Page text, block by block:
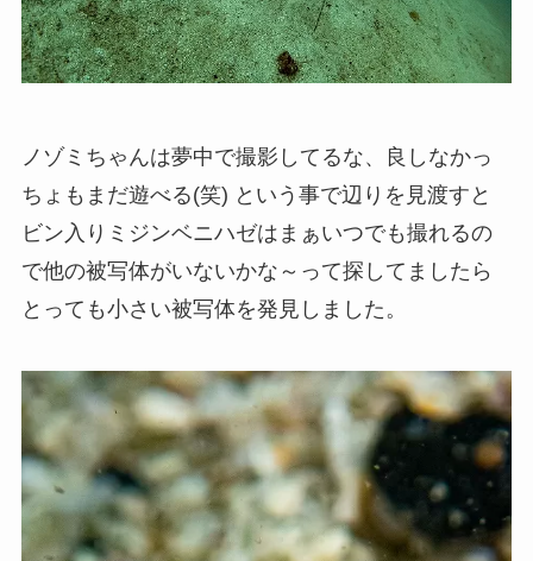
ノゾミちゃんは夢中で撮影してるな、良しなかっ
ちょもまだ遊べる(笑) という事で辺りを見渡すと
ビン入りミジンベニハゼはまぁいつでも撮れるの
で他の被写体がいないかな～って探してましたら
とっても小さい被写体を発見しました。